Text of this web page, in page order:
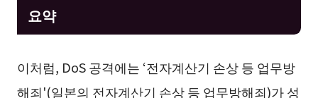
요약
이처럼, DoS 공격에는 ‘전자계산기 손상 등 업무방
해죄'(일본의 전자계산기 손상 등 업무방해죄)가 성